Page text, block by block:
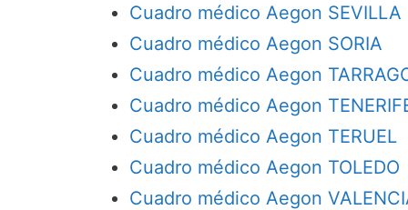
Cuadro médico Aegon SEVILLA
Cuadro médico Aegon SORIA
Cuadro médico Aegon
Cuadro médico Aegon
Cuadro médico Aegon TERUEL
Cuadro médico Aegon TOLEDO
Cuadro médico Aegon